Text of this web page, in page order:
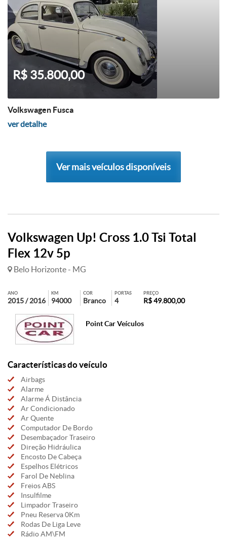
R$ 35.800,00
Volkswagen Fusca
ver detalhe
Ver mais veículos disponíveis
Volkswagen Up! Cross 1.0 Tsi Total
Flex 12v 5p
Belo Horizonte - MG
ANO
2015 / 2016
KM
94000
COR
Branco
PORTAS
4
PREÇO
R$ 49.800,00
Point Car Veículos
Características do veículo
Airbags
Alarme
Alarme Á Distância
Ar Condicionado
Ar Quente
Computador De Bordo
Desembaçador Traseiro
Direção Hidráulica
Encosto De Cabeça
Espelhos Elétricos
Farol De Neblina
Freios ABS
Insulfilme
Limpador Traseiro
Pneu Reserva 0Km
Rodas De Liga Leve
Rádio AM\FM